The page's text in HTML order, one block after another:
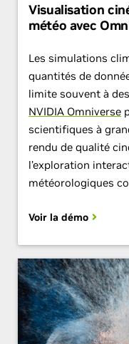
Visualisation
météo avec
Les simulations
quantités de
limite souvent à
NVIDIA Omniverse
scientifiques à
rendu de qualité
l’exploration
météorologiques
Voir la démo